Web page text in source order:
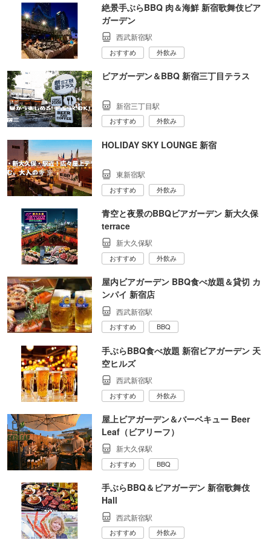
絶景手ぶらBBQ 肉＆海鮮 新宿歌舞伎ビア
ガーデン
西武新宿駅
おすすめ 外飲み
ビアガーデン＆BBQ 新宿三丁目テラス
新宿三丁目駅
おすすめ 外飲み
HOLIDAY SKY LOUNGE 新宿
東新宿駅
おすすめ 外飲み
青空と夜景のBBQビアガーデン 新大久保
terrace
新大久保駅
おすすめ 外飲み
屋内ビアガーデン BBQ食べ放題＆貸切 カ
ンパイ 新宿店
西武新宿駅
おすすめ BBQ
手ぶらBBQ食べ放題 新宿ビアガーデン 天
空ヒルズ
西武新宿駅
おすすめ 外飲み
屋上ビアガーデン＆バーベキュー Beer
Leaf（ビアリーフ）
新大久保駅
おすすめ BBQ
手ぶらBBQ＆ビアガーデン 新宿歌舞伎
Hall
西武新宿駅
おすすめ 外飲み